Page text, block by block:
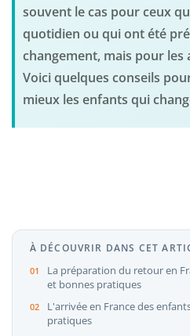
souvent le cas pour ceux
quotidien ou qui ont été
changement, mais pour les
Voici quelques conseils
mieux les enfants qui
À DÉCOUVRIR DANS CET
La préparation du retour en
et bonnes pratiques
L'arrivée en France des
pratiques